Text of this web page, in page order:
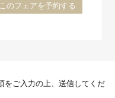
このフェアを予約する